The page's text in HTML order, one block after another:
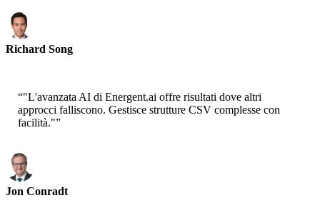
Richard Song
“"L'avanzata AI di Energent.ai offre risultati dove altri
approcci falliscono. Gestisce strutture CSV complesse con
facilità."”
Jon Conradt